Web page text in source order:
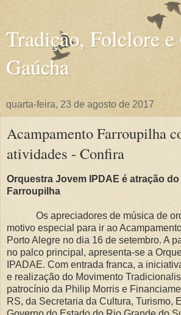
Tradição, Folclore
Gaúcha
quarta-feira, 23 de agosto de 2017
Acampamento Farroupilha
atividades - Confira
Orquestra Jovem IPDAE é atração
Farroupilha
Os apreciadores de música de
motivo especial para ir ao
Porto Alegre no dia 16 de setembro. A
no palco principal, apresenta-se a
IPADAE. Com entrada franca, a
e realização do Movimento
patrocínio da Philip Morris e
RS, da Secretaria da Cultura, Turismo,